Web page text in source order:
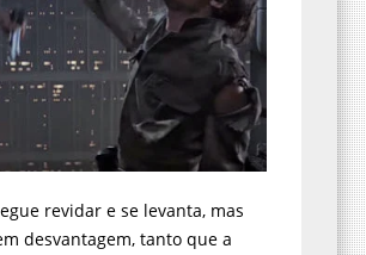
revidar e se levanta, mas
desvantagem, tanto que a